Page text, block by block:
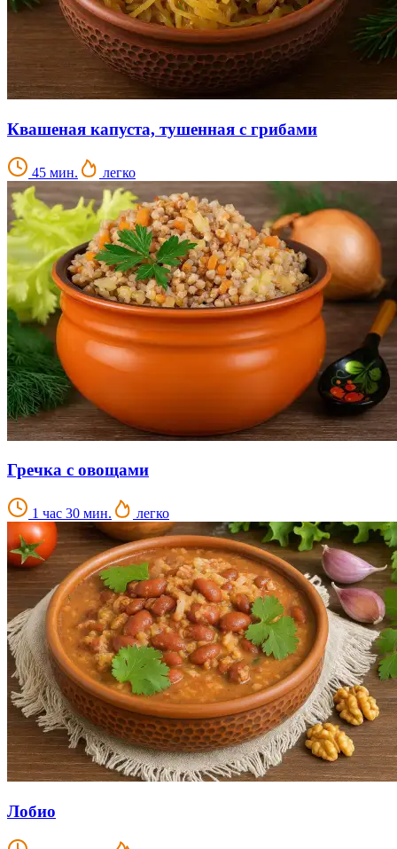
Квашеная капуста, тушенная с грибами
45 мин. легко
Гречка с овощами
1 час 30 мин. легко
Лобио